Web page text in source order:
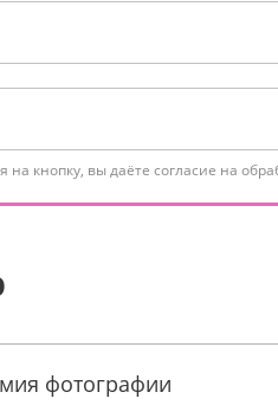
на кнопку, вы даёте согласие на
фотографии